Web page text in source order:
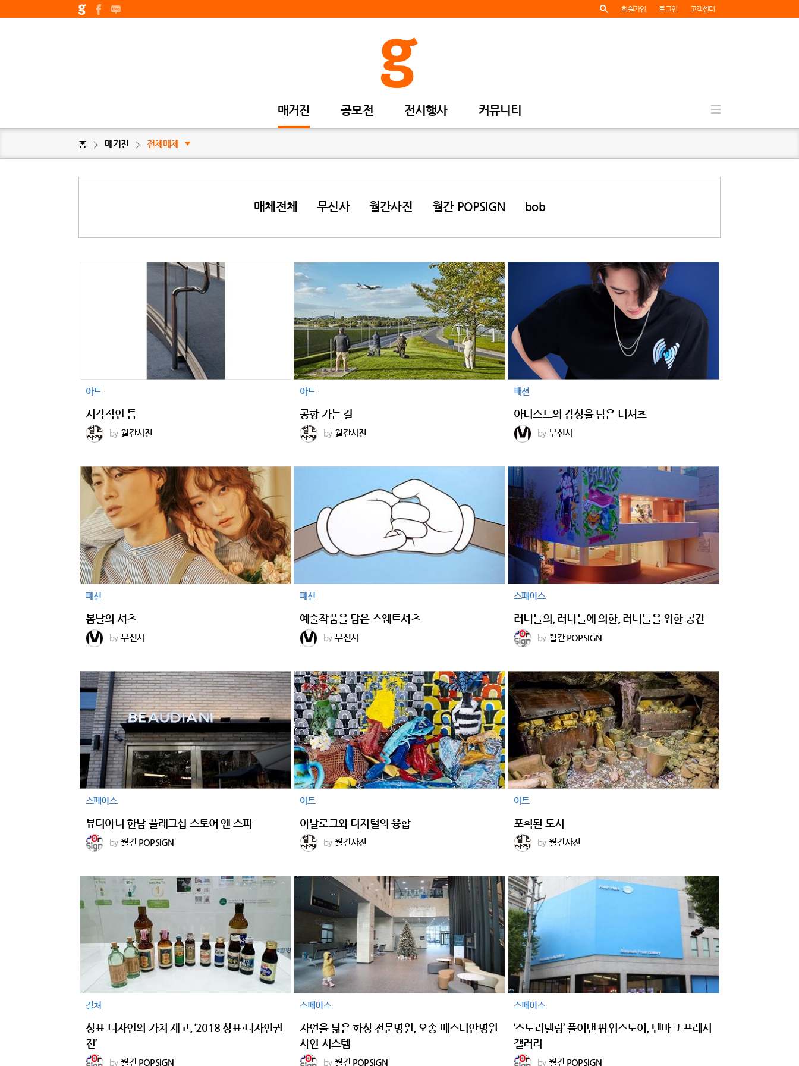
회원가입 로그인 고객센터
매거진 공모전 전시행사 커뮤니티
홈 매거진 전체매체 ▼
매체전체 무신사 월간사진 월간 POPSIGN bob
아트
시각적인 틈
by 월간사진
아트
공항 가는 길
by 월간사진
패션
아티스트의 감성을 담은 티셔츠
by 무신사
패션
봄날의 셔츠
by 무신사
패션
예술작품을 담은 스웨트셔츠
by 무신사
스페이스
러너들의, 러너들에 의한, 러너들을 위한 공간
by 월간 POPSIGN
스페이스
뷰디아니 한남 플래그십 스토어 앤 스파
by 월간 POPSIGN
아트
아날로그와 디지털의 융합
by 월간사진
아트
포획된 도시
by 월간사진
컬쳐
상표 디자인의 가치 제고, ‘2018 상표·디자인권
전’
by 월간 POPSIGN
스페이스
자연을 닮은 화상 전문병원, 오송 베스티안병원
사인 시스템
by 월간 POPSIGN
스페이스
‘스토리텔링’ 풀어낸 팝업스토어, 덴마크 프레시
갤러리
by 월간 POPSIGN